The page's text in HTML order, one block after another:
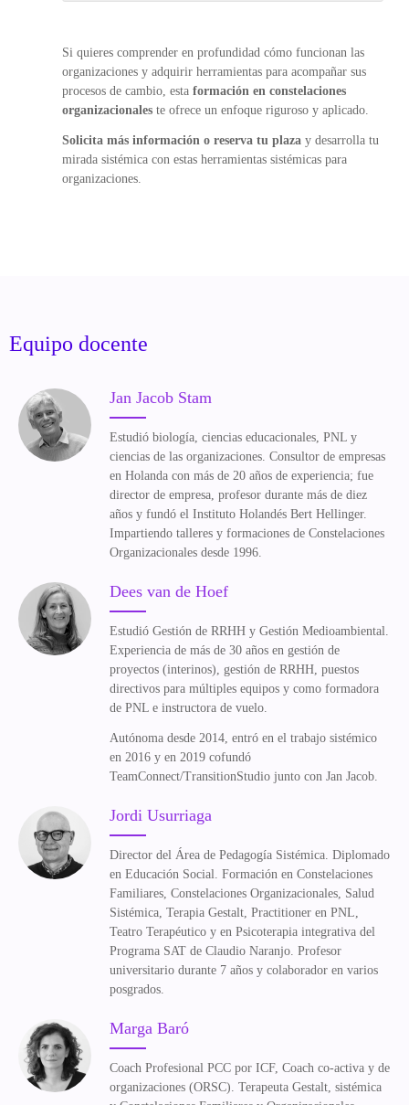
Si quieres comprender en profundidad cómo funcionan las
organizaciones y adquirir herramientas para acompañar sus
procesos de cambio, esta formación en constelaciones
organizacionales te ofrece un enfoque riguroso y aplicado.
Solicita más información o reserva tu plaza y desarrolla tu
mirada sistémica con estas herramientas sistémicas para
organizaciones.
Equipo docente
Jan Jacob Stam
Estudió biología, ciencias educacionales, PNL y
ciencias de las organizaciones. Consultor de empresas
en Holanda con más de 20 años de experiencia; fue
director de empresa, profesor durante más de diez
años y fundó el Instituto Holandés Bert Hellinger.
Impartiendo talleres y formaciones de Constelaciones
Organizacionales desde 1996.
Dees van de Hoef
Estudió Gestión de RRHH y Gestión Medioambiental.
Experiencia de más de 30 años en gestión de
proyectos (interinos), gestión de RRHH, puestos
directivos para múltiples equipos y como formadora
de PNL e instructora de vuelo.
Autónoma desde 2014, entró en el trabajo sistémico
en 2016 y en 2019 cofundó
TeamConnect/TransitionStudio junto con Jan Jacob.
Jordi Usurriaga
Director del Área de Pedagogía Sistémica. Diplomado
en Educación Social. Formación en Constelaciones
Familiares, Constelaciones Organizacionales, Salud
Sistémica, Terapia Gestalt, Practitioner en PNL,
Teatro Terapéutico y en Psicoterapia integrativa del
Programa SAT de Claudio Naranjo. Profesor
universitario durante 7 años y colaborador en varios
posgrados.
Marga Baró
Coach Profesional PCC por ICF, Coach co-activa y de
organizaciones (ORSC). Terapeuta Gestalt, sistémica